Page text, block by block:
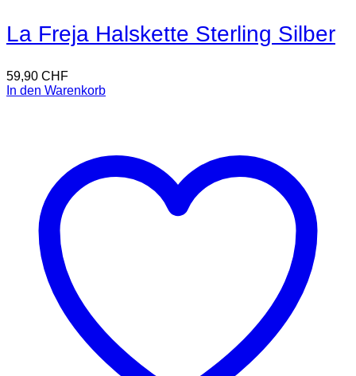
La Freja Halskette Sterling Silber
59,90 CHF
In den Warenkorb